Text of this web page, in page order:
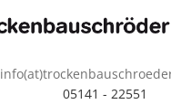
05141 - 22551